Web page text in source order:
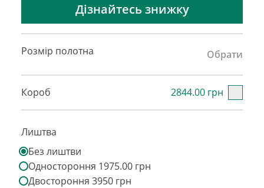
Дізнайтесь знижку
Розмір полотна Обрати
Короб 2844.00 грн
Лиштва
Без лиштви
Одностороння 1975.00 грн
Двостороння 3950 грн